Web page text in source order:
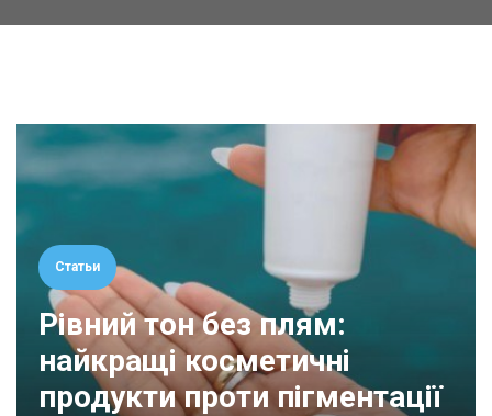
Статьи
Рівний тон без плям:
найкращі косметичні
продукти проти пігментації